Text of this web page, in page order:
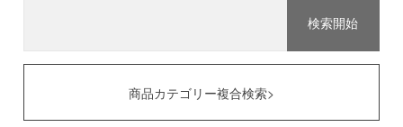
商品カテゴリー複合検索>